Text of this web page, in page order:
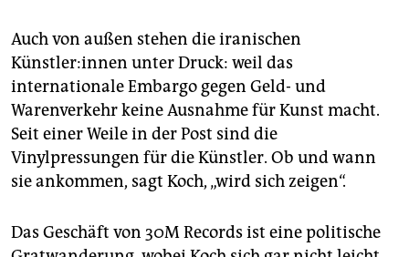
Auch von außen stehen die iranischen
Künstler:innen unter Druck: weil das
internationale Embargo gegen Geld- und
Warenverkehr keine Ausnahme für Kunst macht.
Seit einer Weile in der Post sind die
Vinylpressungen für die Künstler. Ob und wann
sie ankommen, sagt Koch, „wird sich zeigen“.
Das Geschäft von 30M Records ist eine politische